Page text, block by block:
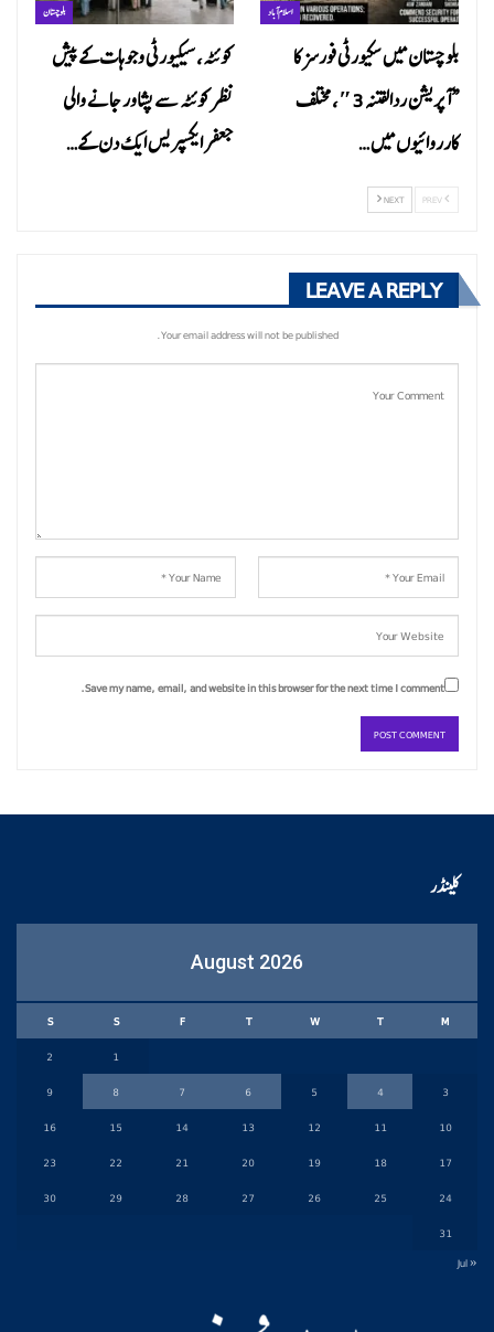
بلوچستان
کوئٹہ، سیکیورٹی وجوہات کے پیش
نظر کوئٹہ سے پشاور جانے والی
جعفر ایکسپریس ایک دن کے…
اسلام آباد
بلوچستان میں سکیورٹی فورسز کا
“آپریشن ردالفتنہ 3″، مختلف
کارروائیوں میں…
NEXT
LEAVE A REPLY
Your email address will not be published.
Save my name, email, and website in this browser for the next time I comment.
کلینڈر
August 2026
M
T
W
T
F
S
S
1
2
3
4
5
6
7
8
9
10
11
12
13
14
15
16
17
18
19
20
21
22
23
24
25
26
27
28
29
30
31
« Jul